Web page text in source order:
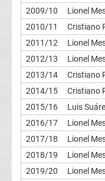
League
Erg.
Premier
League
Tabelle
Frauen
2009/10
Lionel
2010/11
Cristiano
2011/12
Lionel
2012/13
Lionel
2013/14
Cristiano
2014/15
Cristiano
2015/16
Luis
2016/17
Lionel
2017/18
Lionel
2018/19
Lionel
2019/20
Lionel